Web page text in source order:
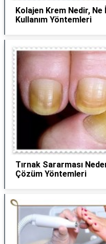
Kolajen Krem Nedir, Ne
Kullanım Yöntemleri
Tırnak Sararması
Çözüm Yöntemleri